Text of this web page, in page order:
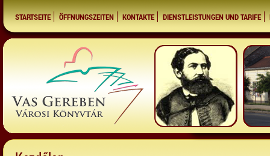
STARTSEITE ÖFFNUNGSZEITEN KONTAKTE DIENSTLEISTUNGEN UND TARIFE